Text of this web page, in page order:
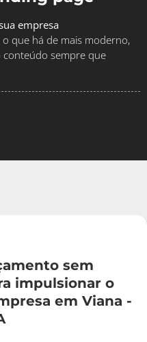
empresa
que há de mais moderno,
sempre que
sem
impulsionar o
em Viana -